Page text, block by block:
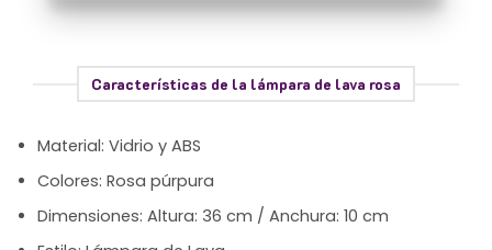
Características de la lámpara de lava rosa
Material: Vidrio y ABS
Colores: Rosa púrpura
Dimensiones: Altura: 36 cm / Anchura: 10 cm